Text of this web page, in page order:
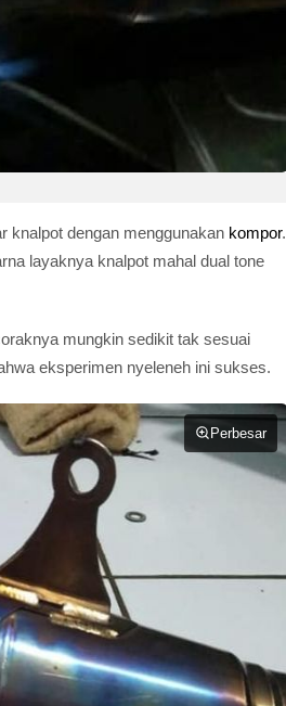
knalpot dengan menggunakan kompor.
layaknya knalpot mahal dual tone
mungkin sedikit tak sesuai
eksperimen nyeleneh ini sukses.
Perbesar